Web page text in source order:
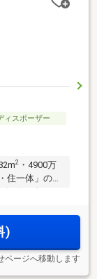
ィスポーザー
2 ・4900万
住一体」の駅
に総203
近にそろう
)
ページへ移動します